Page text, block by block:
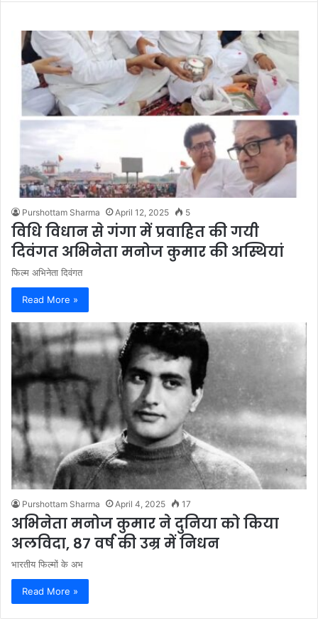
Purshottam Sharma April 12, 2025 5
विधि विधान से गंगा में प्रवाहित की गयी
दिवंगत अभिनेता मनोज कुमार की अस्थियां
फिल्म अभिनेता दिवंगत
Read More »
Purshottam Sharma April 4, 2025 17
अभिनेता मनोज कुमार ने दुनिया को किया
अलविदा, 87 वर्ष की उम्र में निधन
भारतीय फिल्मों के अभ
Read More »